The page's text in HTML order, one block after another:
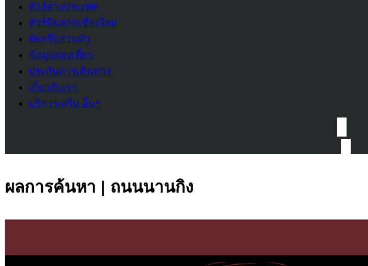
ทัวร์ต่างประเทศ
ทัวร์บินจากเชียงใหม่
จัดกรุ๊ปส่วนตัว
ข้อมูลท่องเที่ยว
ประกันการเดินทาง
เกี่ยวกับเรา
บริการเสริม อื่นๆ
ผลการค้นหา | ถนนนานกิง